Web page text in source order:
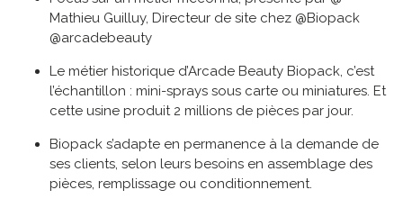
Mathieu Guilluy, Directeur de site chez @Biopack
@arcadebeauty
Le métier historique d’Arcade Beauty Biopack, c’est
l’échantillon : mini-sprays sous carte ou miniatures. Et
cette usine produit 2 millions de pièces par jour.
Biopack s’adapte en permanence à la demande de
ses clients, selon leurs besoins en assemblage des
pièces, remplissage ou conditionnement.